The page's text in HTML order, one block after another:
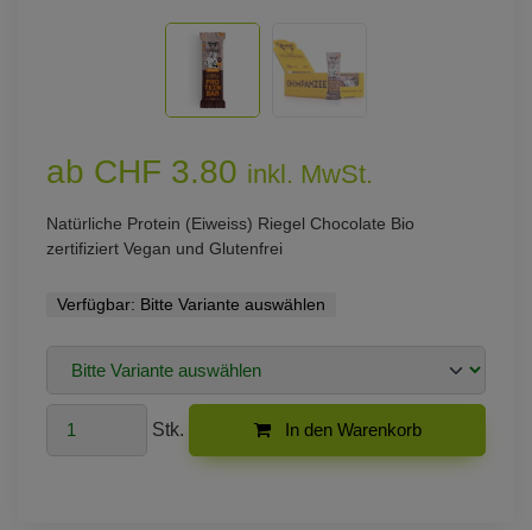
ab CHF 3.80 inkl. MwSt.
Natürliche Protein (Eiweiss) Riegel Chocolate Bio
zertifiziert Vegan und Glutenfrei
Verfügbar: Bitte Variante auswählen
Stk. In den Warenkorb